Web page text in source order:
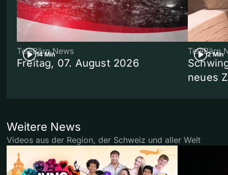
14 Min
TeleBärn News
Freitag, 07. August 2026
2 Min
TeleBärn
neues
Weitere News
Videos aus der Region, der Schweiz und aller Welt